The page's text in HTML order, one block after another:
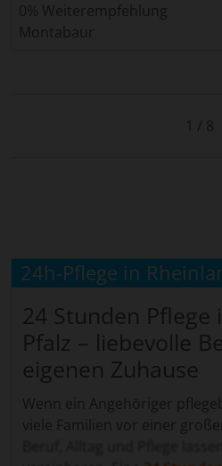
0% Weiterempfehlung
Montabaur
1 / 8
24h-Pflege in
24 Stunden Pflege
Pfalz – liebevolle
eigenen Zuhause
Wenn ein Angehöriger
viele Familien vor einer